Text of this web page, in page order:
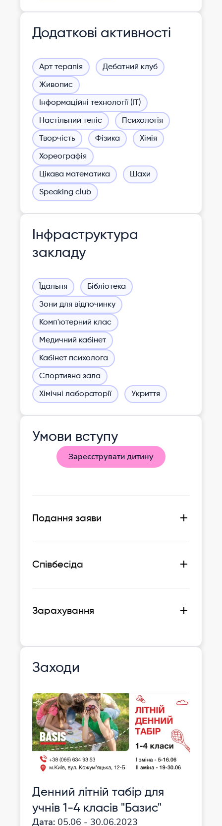
Додаткові активності
Арт терапія Дебатний клуб
Живопис
Інформаційні технології (ІТ)
Настільний теніс Психологія
Творчість Фізика Хімія
Хореографія
Цікава математика Шахи
Speaking club
Інфраструктура
закладу
Їдальня Бібліотека
Зони для відпочинку
Комп'ютерний клас
Медичний кабінет
Кабінет психолога
Спортивна зала
Хімічні лабораторії Укриття
Умови вступу
Зареєструвати дитину
Подання заяви
Співбесіда
одним з засновників, куратором
Результат повідомляється протягом
доби на електронну пошту батьків
Зарахування
зарахування відбувається за
пробного тижня після неї.
Заходи
Денний літній табір для
учнів 1-4 класів "Базис"
Дата: 05.06 - 30.06.2023